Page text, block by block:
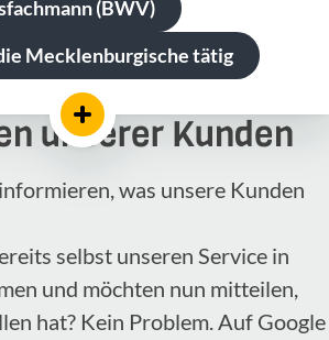
(BWV)
Mecklenburgische tätig
unserer Kunden
was unsere Kunden
selbst unseren Service in
und möchten nun mitteilen,
hat? Kein Problem. Auf Google